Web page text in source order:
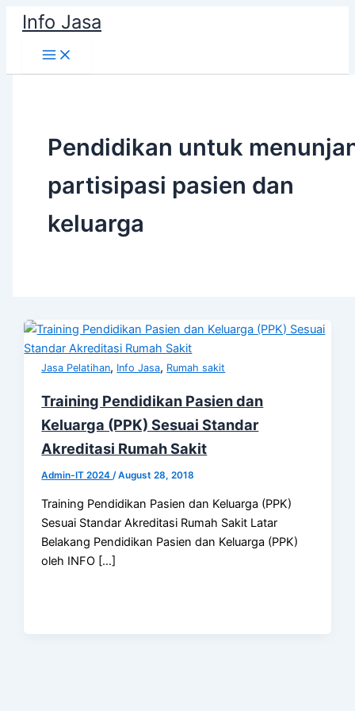
Skip
content
Info Jasa
Pendidikan untuk
partisipasi pasien dan
keluarga
Jasa Pelatihan, Info Jasa, Rumah sakit
Training Pendidikan Pasien dan
Keluarga (PPK) Sesuai Standar
Akreditasi Rumah Sakit
Admin-IT 2024/August 28, 2018
Training Pendidikan Pasien dan Keluarga (PPK)
Sesuai Standar Akreditasi Rumah Sakit Latar
Belakang Pendidikan Pasien dan Keluarga (PPK)
oleh INFO […]